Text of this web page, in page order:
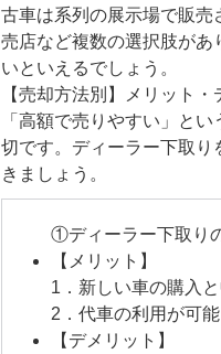
古車は系列の展示場で販売
売店など複数の選択肢があ
いといえるでしょう。
【売却方法別】メリット
「高額で売りやすい」と
切です。ディーラー下取り
きましょう。
①ディーラー下取り
【メリット】
1．新しい車の購入
2．代車の利用が可能
【デメリット】